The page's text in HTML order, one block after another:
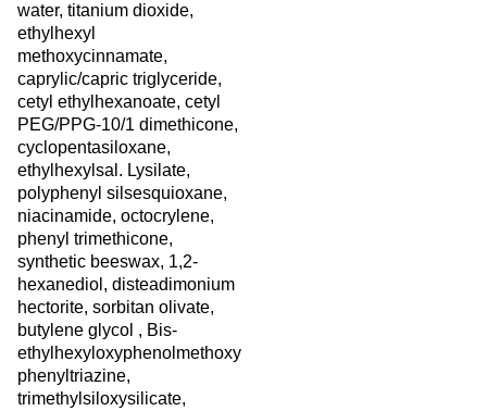
water, titanium dioxide,
ethylhexyl
methoxycinnamate,
caprylic/capric triglyceride,
cetyl ethylhexanoate, cetyl
PEG/PPG-10/1 dimethicone,
cyclopentasiloxane,
ethylhexylsal. Lysilate,
polyphenyl silsesquioxane,
niacinamide, octocrylene,
phenyl trimethicone,
synthetic beeswax, 1,2-
hexanediol, disteadimonium
hectorite, sorbitan olivate,
butylene glycol , Bis-
ethylhexyloxyphenolmethoxy
phenyltriazine,
trimethylsiloxysilicate,